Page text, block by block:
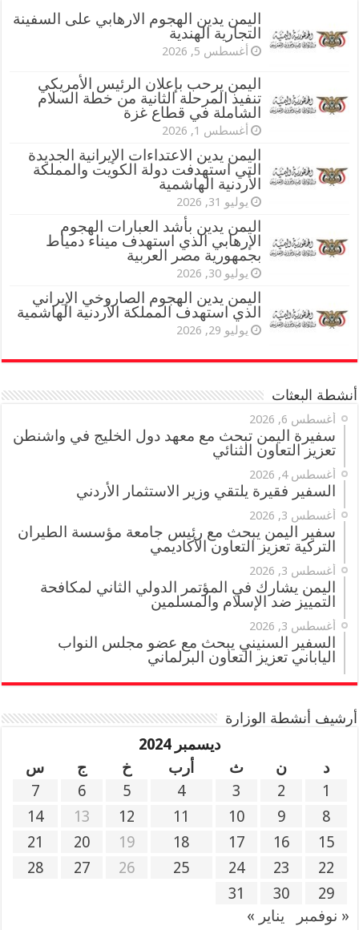
اليمن يدين الهجوم الارهابي على السفينة
التجارية الهندية
أغسطس 5, 2026
اليمن يرحب بإعلان الرئيس الأمريكي
تنفيذ المرحلة الثانية من خطة السلام
الشاملة في قطاع غزة
أغسطس 1, 2026
اليمن يدين الاعتداءات الإيرانية الجديدة
التي استهدفت دولة الكويت والمملكة
الأردنية الهاشمية
يوليو 31, 2026
اليمن يدين بأشد العبارات الهجوم
الإرهابي الذي استهدف ميناء دمياط
بجمهورية مصر العربية
يوليو 30, 2026
اليمن يدين الهجوم الصاروخي الإيراني
الذي استهدف المملكة الأردنية الهاشمية
يوليو 29, 2026
أنشطة البعثات
أغسطس 6, 2026
سفيرة اليمن تبحث مع معهد دول الخليج في واشنطن
تعزيز التعاون الثنائي
أغسطس 4, 2026
السفير فقيرة يلتقي وزير الاستثمار الأردني
أغسطس 3, 2026
سفير اليمن يبحث مع رئيس جامعة مؤسسة الطيران
التركية تعزيز التعاون الأكاديمي
أغسطس 3, 2026
اليمن يشارك في المؤتمر الدولي الثاني لمكافحة
التمييز ضد الإسلام والمسلمين
أغسطس 3, 2026
السفير السنيني يبحث مع عضو مجلس النواب
الياباني تعزيز التعاون البرلماني
أرشيف أنشطة الوزارة
ديسمبر 2024
د
ن ث أرب خ ج
س
1
2
3
4
5
6
7
8
9
10
11
12
13
14
15
16
17
18
19
20
21
22
23
24
25
26
27
28
29
30
31
« نوفمبر
يناير »